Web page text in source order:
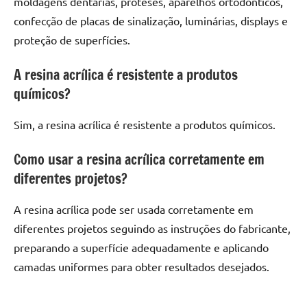
confecção de placas de sinalização, luminárias, displays e
proteção de superfícies.
A resina acrílica é resistente a produtos
químicos?
Sim, a resina acrílica é resistente a produtos químicos.
Como usar a resina acrílica corretamente em
diferentes projetos?
A resina acrílica pode ser usada corretamente em
diferentes projetos seguindo as instruções do fabricante,
preparando a superfície adequadamente e aplicando
camadas uniformes para obter resultados desejados.